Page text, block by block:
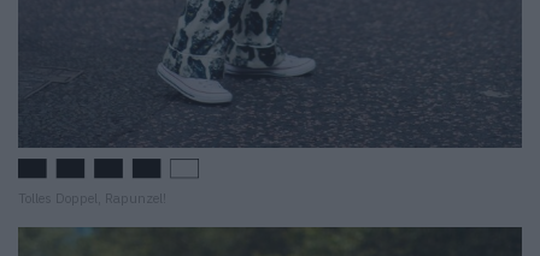
Tolles Doppel, Rapunzel!